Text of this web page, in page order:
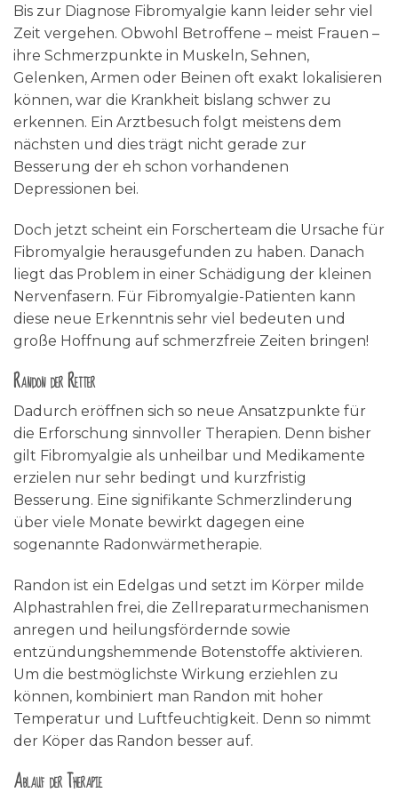
Bis zur Diagnose Fibromyalgie kann leider sehr viel
Zeit vergehen. Obwohl Betroffene – meist Frauen –
ihre Schmerzpunkte in Muskeln, Sehnen,
Gelenken, Armen oder Beinen oft exakt lokalisieren
können, war die Krankheit bislang schwer zu
erkennen. Ein Arztbesuch folgt meistens dem
nächsten und dies trägt nicht gerade zur
Besserung der eh schon vorhandenen
Depressionen bei.
Doch jetzt scheint ein Forscherteam die Ursache für
Fibromyalgie herausgefunden zu haben. Danach
liegt das Problem in einer Schädigung der kleinen
Nervenfasern. Für Fibromyalgie-Patienten kann
diese neue Erkenntnis sehr viel bedeuten und
große Hoffnung auf schmerzfreie Zeiten bringen!
Randon der Retter
Dadurch eröffnen sich so neue Ansatzpunkte für
die Erforschung sinnvoller Therapien. Denn bisher
gilt Fibromyalgie als unheilbar und Medikamente
erzielen nur sehr bedingt und kurzfristig
Besserung. Eine signifikante Schmerzlinderung
über viele Monate bewirkt dagegen eine
sogenannte Radonwärmetherapie.
Randon ist ein Edelgas und setzt im Körper milde
Alphastrahlen frei, die Zellreparaturmechanismen
anregen und heilungsfördernde sowie
entzündungshemmende Botenstoffe aktivieren.
Um die bestmöglichste Wirkung erziehlen zu
können, kombiniert man Randon mit hoher
Temperatur und Luftfeuchtigkeit. Denn so nimmt
der Köper das Randon besser auf.
Ablauf der Therapie